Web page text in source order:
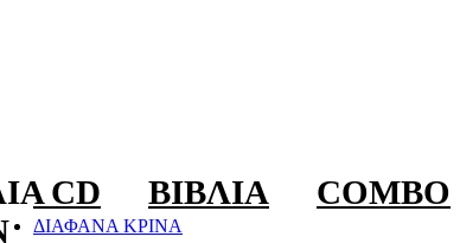
CD ΒΙΒΛΊΑ COMBO
ΔΙΑΦΑΝΑ ΚΡΙΝΑ